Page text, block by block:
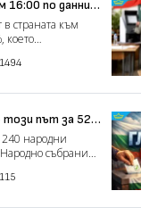
16:00 по данни
страната към
което
1494
този път за 52-
240 народни
събрание,
115